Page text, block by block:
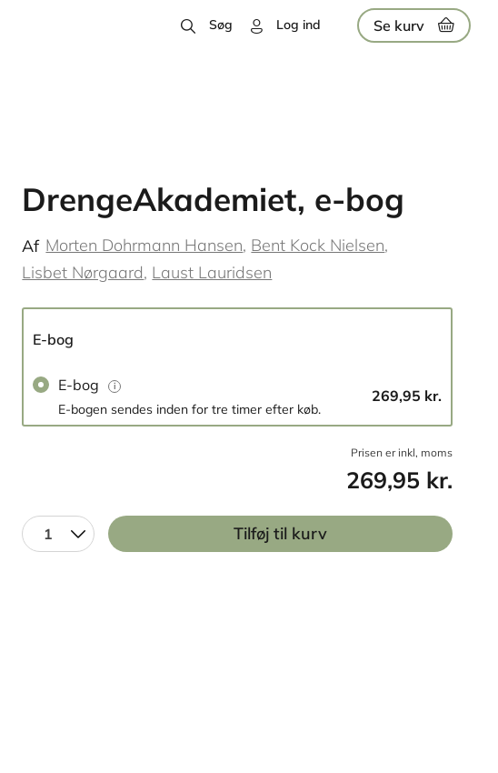
Søg Log ind Se kurv
DrengeAkademiet, e-bog
Af Morten Dohrmann Hansen Bent Kock Nielsen
Lisbet Nørgaard Laust Lauridsen
E-bog
E-bog
E-bogen sendes inden for tre timer efter køb.
269,95 kr.
Prisen er inkl, moms
269,95 kr.
1 Tilføj til kurv